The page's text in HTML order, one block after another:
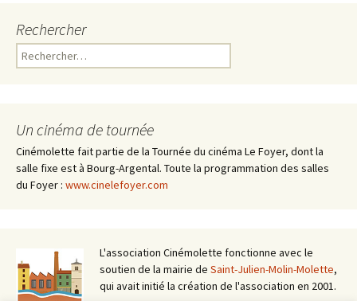
Rechercher
Rechercher :
Un cinéma de tournée
Cinémolette fait partie de la Tournée du cinéma Le Foyer, dont la
salle fixe est à Bourg-Argental. Toute la programmation des salles
du Foyer : www.cinelefoyer.com
L'association Cinémolette fonctionne avec le
soutien de la mairie de Saint-Julien-Molin-Molette,
qui avait initié la création de l'association en 2001.